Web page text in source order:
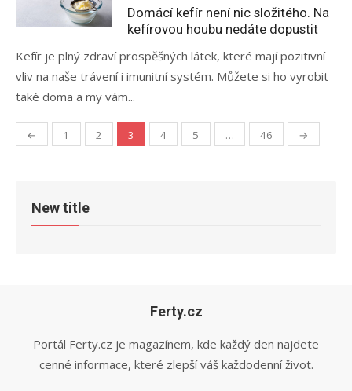
Domácí kefír není nic složitého. Na
kefírovou houbu nedáte dopustit
Kefír je plný zdraví prospěšných látek, které mají pozitivní
vliv na naše trávení i imunitní systém. Můžete si ho vyrobit
také doma a my vám...
Stránkování
← 1 2 3 4 5 … 46 →
New title
Ferty.cz
Portál Ferty.cz je magazínem, kde každý den najdete
cenné informace, které zlepší váš každodenní život.